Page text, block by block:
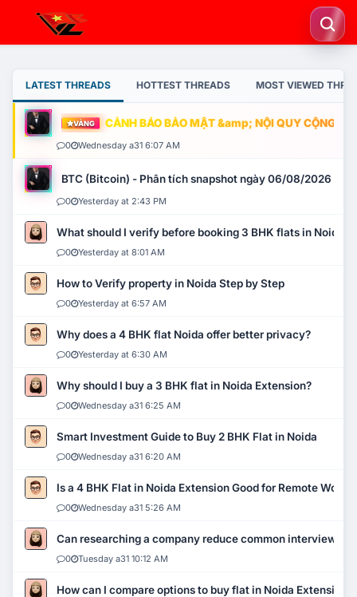
LATEST THREADS HOTTEST THREADS MOST VIEWED
VÀNG CẢNH BÁO BẢO MẬT &amp; NỘI QUY CỘNG
0 Wednesday a31 6:07 AM
BTC (Bitcoin) - Phân tích snapshot ngày 06/08/2026
0 Yesterday at 2:43 PM
What should I verify before booking 3 BHK flats in Noida?
0 Yesterday at 8:01 AM
How to Verify property in Noida Step by Step
0 Yesterday at 6:57 AM
Why does a 4 BHK flat Noida offer better privacy?
0 Yesterday at 6:30 AM
Why should I buy a 3 BHK flat in Noida Extension?
0 Wednesday a31 6:25 AM
Smart Investment Guide to Buy 2 BHK Flat in Noida
0 Wednesday a31 6:20 AM
Is a 4 BHK Flat in Noida Extension Good for Remote Work?
0 Wednesday a31 5:26 AM
Can researching a company reduce common interview
0 Tuesday a31 10:12 AM
How can I compare options to buy flat in Noida Extension?